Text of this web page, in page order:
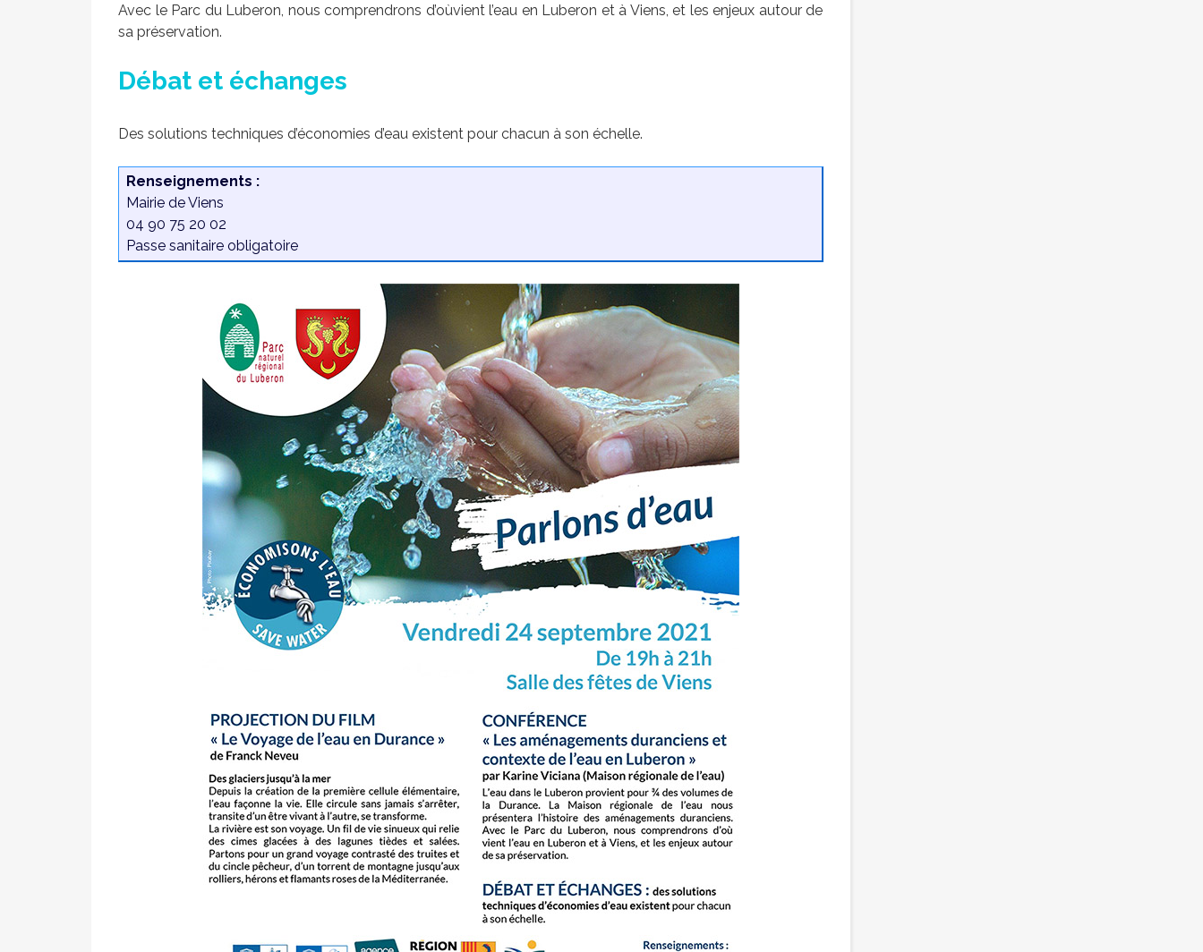
Avec le Parc du Luberon, nous comprendrons d’oùvient l’eau en Luberon et à Viens, et les enjeux autour de
sa préservation.
Débat et échanges
Des solutions techniques d’économies d’eau existent pour chacun à son échelle.
Renseignements :
Mairie de Viens
04 90 75 20 02
Passe sanitaire obligatoire